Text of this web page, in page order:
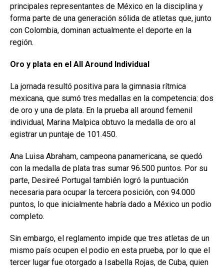
principales representantes de México en la disciplina y
forma parte de una generación sólida de atletas que, junto
con Colombia, dominan actualmente el deporte en la
región.
Oro y plata en el All Around Individual
La jornada resultó positiva para la gimnasia rítmica
mexicana, que sumó tres medallas en la competencia: dos
de oro y una de plata. En la prueba all around femenil
individual, Marina Malpica obtuvo la medalla de oro al
egistrar un puntaje de 101.450.
Ana Luisa Abraham, campeona panamericana, se quedó
con la medalla de plata tras sumar 96.500 puntos. Por su
parte, Desireé Portugal también logró la puntuación
necesaria para ocupar la tercera posición, con 94.000
puntos, lo que inicialmente habría dado a México un podio
completo.
Sin embargo, el reglamento impide que tres atletas de un
mismo país ocupen el podio en esta prueba, por lo que el
tercer lugar fue otorgado a Isabella Rojas, de Cuba, quien